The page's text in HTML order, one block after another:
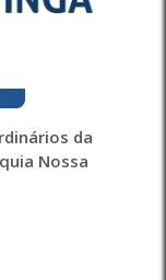
da
Nossa